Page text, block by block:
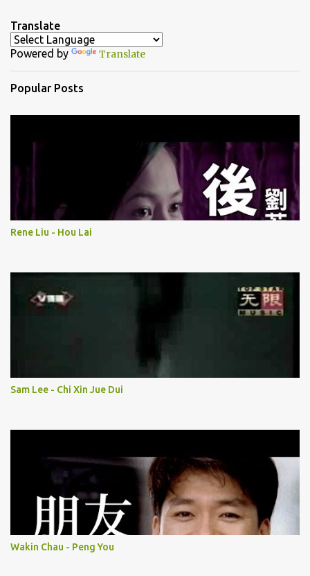
t
s
Translate
Powered by Translate
Popular Posts
Rene Liu - Hou Lai
Sam Lee - Chi Xin Jue Dui
Wakin Chau - Peng You